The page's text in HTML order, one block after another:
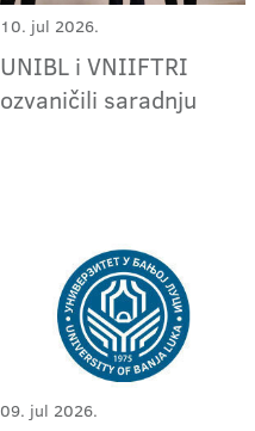
10. jul 2026.
UNIBL i VNIIFTRI
ozvaničili saradnju
09. jul 2026.